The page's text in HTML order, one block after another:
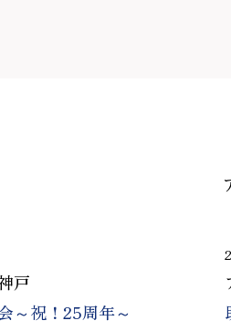
戸
～祝！25周年～